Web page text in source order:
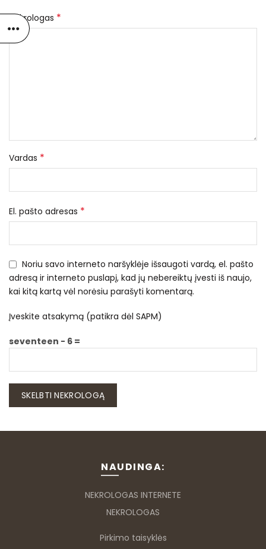
Nekrologas *
Vardas *
El. pašto adresas *
Noriu savo interneto naršyklėje išsaugoti vardą, el. pašto
adresą ir interneto puslapį, kad jų nebereiktų įvesti iš naujo,
kai kitą kartą vėl norėsiu parašyti komentarą.
Įveskite atsakymą (patikra dėl SAPM)
seventeen − 6 =
NAUDINGA:
NEKROLOGAS INTERNETE
NEKROLOGAS
Pirkimo taisyklės